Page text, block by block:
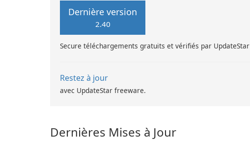
Dernière version
2.40
Secure téléchargements gratuits et vérifiés par UpdateStar
Restez à jour
avec UpdateStar freeware.
Dernières Mises à Jour